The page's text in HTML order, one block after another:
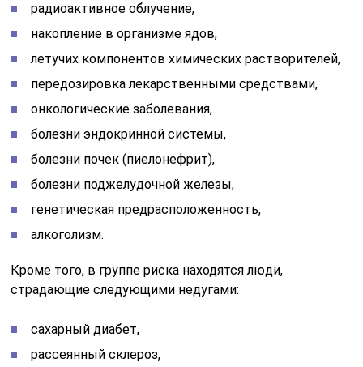
радиоактивное облучение,
накопление в организме ядов,
летучих компонентов химических растворителей,
передозировка лекарственными средствами,
онкологические заболевания,
болезни эндокринной системы,
болезни почек (пиелонефрит),
болезни поджелудочной железы,
генетическая предрасположенность,
алкоголизм.
Кроме того, в группе риска находятся люди,
страдающие следующими недугами:
сахарный диабет,
рассеянный склероз,